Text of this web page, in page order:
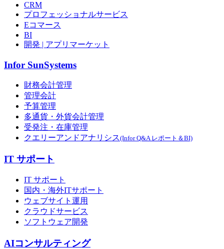
CRM
プロフェッショナルサービス
Eコマース
BI
開発 | アプリマーケット
Infor SunSystems
財務会計管理
管理会計
予算管理
多通貨・外貨会計管理
受発注・在庫管理
クエリーアンドアナリシス(Infor Q&A レポート＆BI)
IT サポート
IT サポート
国内・海外ITサポート
ウェブサイト運用
クラウドサービス
ソフトウェア開発
AIコンサルティング